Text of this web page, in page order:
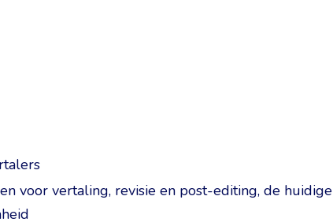
voor vertaling, revisie en post-editing, de huidige